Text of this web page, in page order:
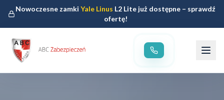
Nowoczesne zamkiYale Linus L2 Lite już dostępne – sprawdź
ofertę!